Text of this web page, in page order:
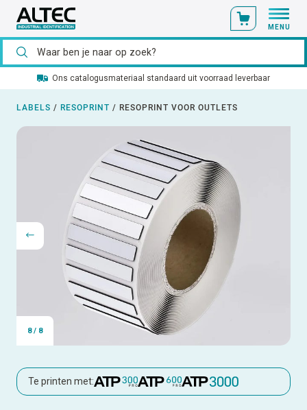
MENU
Ons catalogusmateriaal standaard uit voorraad leverbaar
LABELS / RESOPRINT / RESOPRINT VOOR OUTLETS
8/ 8
Te printen met: